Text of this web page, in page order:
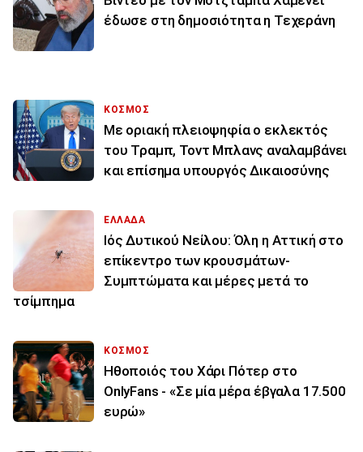
έδωσε στη δημοσιότητα η Τεχεράνη
ΚΟΣΜΟΣ
Με οριακή πλειοψηφία ο εκλεκτός
του Τραμπ, Τοντ Μπλανς αναλαμβάνει
και επίσημα υπουργός Δικαιοσύνης
ΕΛΛΑΔΑ
Ιός Δυτικού Νείλου: Όλη η Αττική στο
επίκεντρο των κρουσμάτων-
Συμπτώματα και μέρες μετά το
τσίμπημα
ΚΟΣΜΟΣ
Ηθοποιός του Χάρι Πότερ στο
OnlyFans - «Σε μία μέρα έβγαλα 17.500
ευρώ»